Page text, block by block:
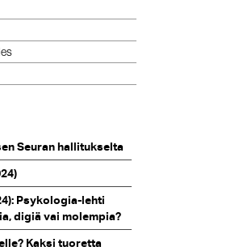
Seuran hallitukselta
Psykologia-lehti
digiä vai molempia?
Kaksi tuoretta